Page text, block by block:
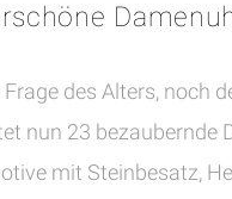
des Alters, noch
nun 23 bezaubernde
mit Steinbesatz,